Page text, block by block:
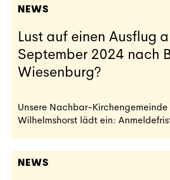
NEWS
Lust auf einen Ausflug
September 2024 nach
Wiesenburg?
Unsere Nachbar-
Wilhelmshorst lädt ein:
NEWS